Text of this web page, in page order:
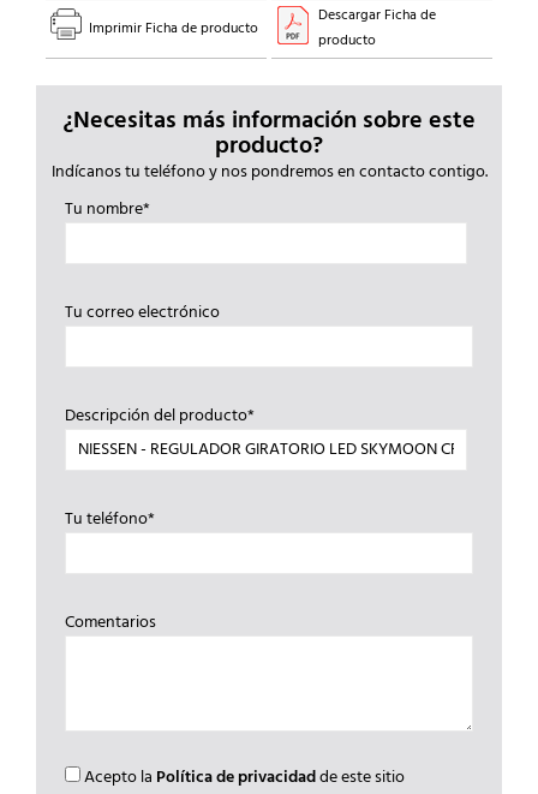
Imprimir Ficha de producto
Descargar Ficha de
producto
¿Necesitas más información sobre este
producto?
Indícanos tu teléfono y nos pondremos en contacto contigo.
Tu nombre*
Tu correo electrónico
Descripción del producto*
Tu teléfono*
Comentarios
Acepto la Política de privacidadde este sitio